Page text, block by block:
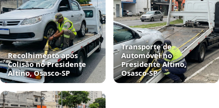
Recolhimento após
Colisão no Presidente
Altino, Osasco‑SP
Transporte de
Automóvel no
Presidente Altino,
Osasco‑SP